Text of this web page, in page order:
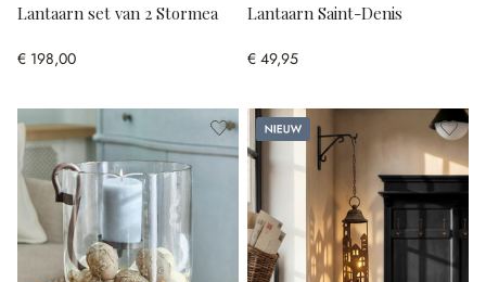
Lantaarn set van 2 Stormea
€ 198,00
Lantaarn Saint-Denis
€ 49,95
Nieuw